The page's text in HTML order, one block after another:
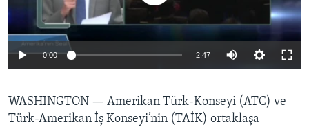
HAYATTAN
SANAT
BIZI TAKIP EDIN
0:00 2:47
WASHINGTON — Amerikan Türk-Konseyi (ATC) ve
Türk-Amerikan İş Konseyi’nin (TAİK) ortaklaşa